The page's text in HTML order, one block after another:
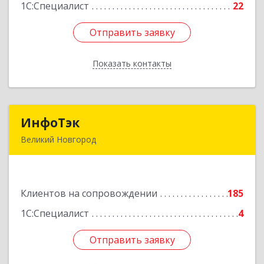
1С:Специалист
22
Отправить заявку
Показать контакты
Отправить заявку
Назад
ИнфоТэк
Великий Новгород
Клиентов на сопровождении
185
1С:Специалист
4
Отправить заявку
Подробнее
Отправить заявку